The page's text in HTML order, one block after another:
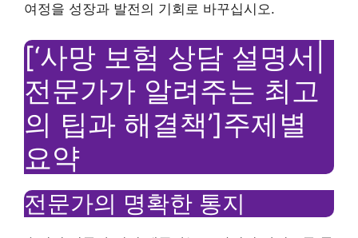
여정을 성장과 발전의 기회로 바꾸십시오.
[‘사망 보험 상담 설명서|
전문가가 알려주는 최고
의 팁과 해결책’]주제별
요약
전문가의 명확한 통지